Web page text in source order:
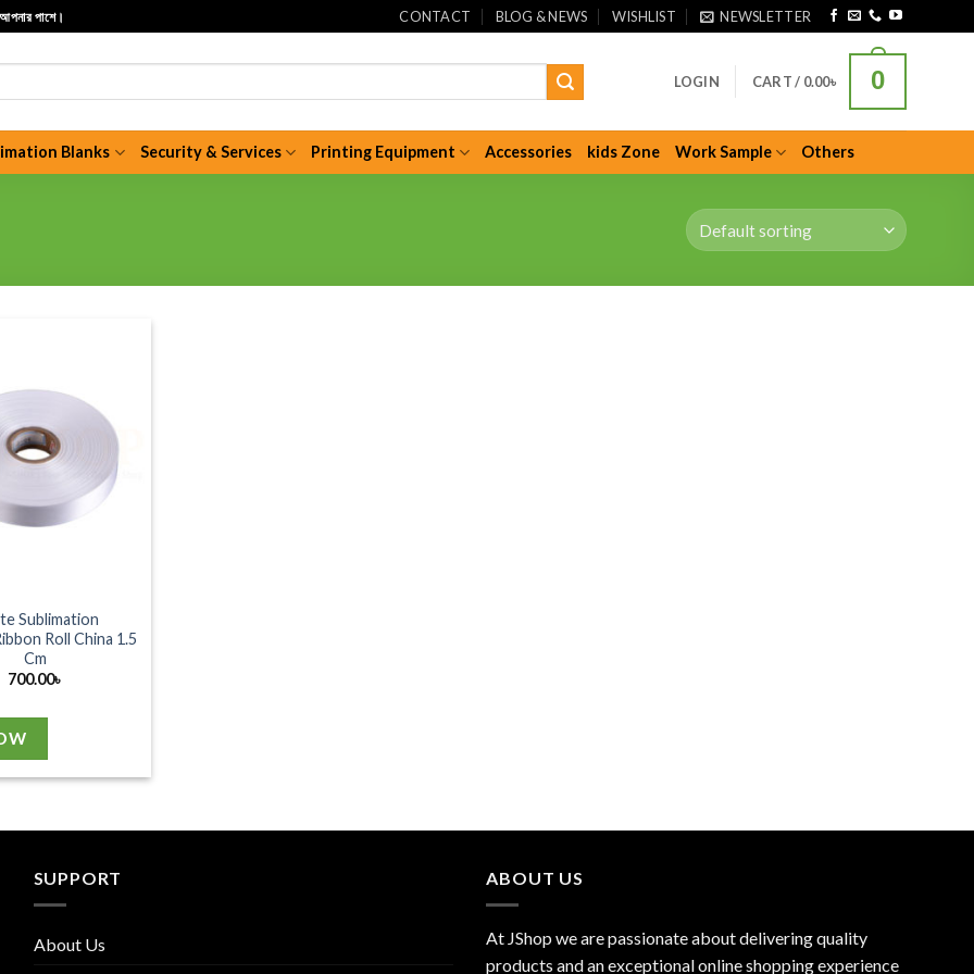
পাশে। CONTACT BLOG & NEWS WISHLIST NEWSLETTER
LOGIN CART / 0.00৳ 0
Blanks Security & Services Printing Equipment Accessories kids Zone Work Sample Others
Sublimation
Roll China 1.5
Cm
700.00৳
SUPPORT
About Us
ABOUT US
At JShop we are passionate about delivering quality
products and an exceptional online shopping experience